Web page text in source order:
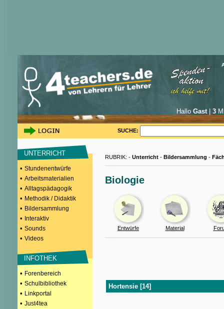
Hallo Gast| 3
SUCHE:
UNTERRICHT
• Stundenentwürfe
• Arbeitsmaterialien
• Alltagspädagogik
• Methodik / Didaktik
• Bildersammlung
• Interaktiv
• Sounds
• Videos
INFOTHEK
• Forenbereich
• Schulbibliothek
• Linkportal
• Just4tea
RUBRIK: - Unterricht - Bildersammlung -
Biologie
Entwürfe Material
Hortensie [14]